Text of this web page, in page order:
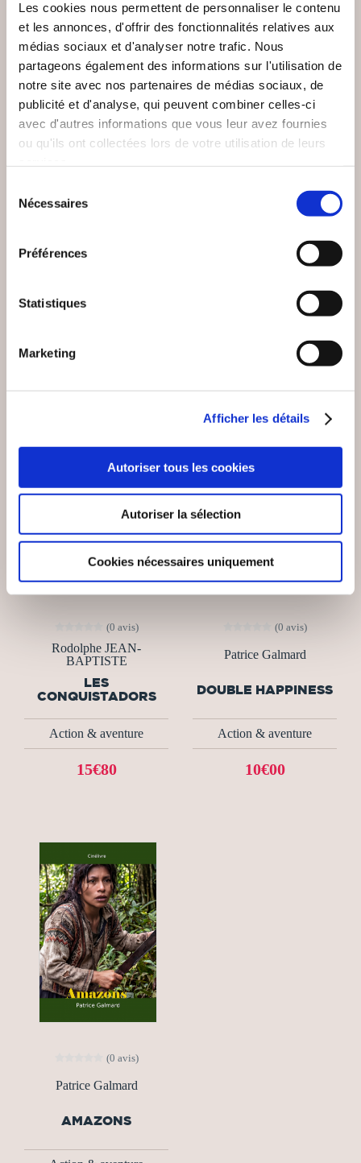
Les cookies nous permettent de personnaliser le contenu
et les annonces, d'offrir des fonctionnalités relatives aux
médias sociaux et d'analyser notre trafic. Nous
partageons également des informations sur l'utilisation de
notre site avec nos partenaires de médias sociaux, de
publicité et d'analyse, qui peuvent combiner celles-ci
avec d'autres informations que vous leur avez fournies
ou qu'ils ont collectées lors de votre utilisation de leurs
Nécessaires
Préférences
Statistiques
Marketing
Afficher les détails
Autoriser tous les cookies
Autoriser la sélection
Cookies nécessaires uniquement
SURPRISES À
Action & aventure
(4 avis)
RÉINVENTER L’EAU
Action & aventure
(0 avis)
Rodolphe JEAN-
BAPTISTE
LES
CONQUISTADORS
Action & aventure
15€80
(0 avis)
Patrice Galmard
DOUBLE HAPPINESS
Action & aventure
10€00
(0 avis)
Patrice Galmard
AMAZONS